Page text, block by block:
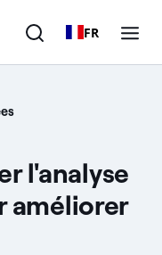
FR
l'analyse
améliorer